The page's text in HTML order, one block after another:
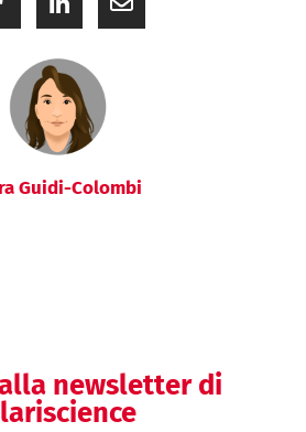
Guidi-Colombi
newsletter di